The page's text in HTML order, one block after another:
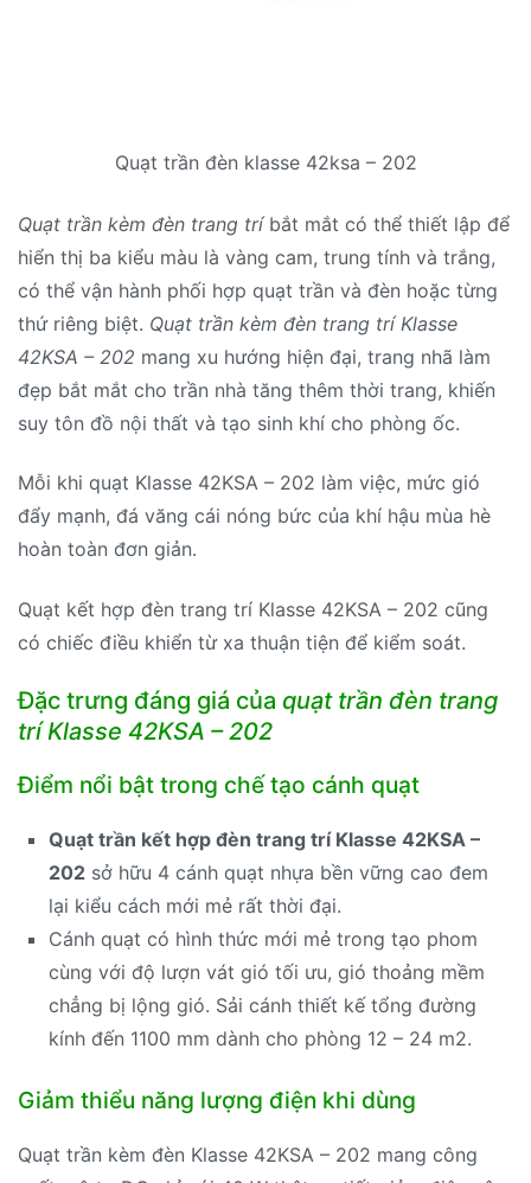
Quạt trần đèn klasse 42ksa – 202
Quạt trần kèm đèn trang tríbắt mắt có thể thiết lập để
hiển thị ba kiểu màu là vàng cam, trung tính và trắng,
có thể vận hành phối hợp quạt trần và đèn hoặc từng
thứ riêng biệt. Quạt trần kèm đèn trang trí Klasse
42KSA – 202 mang xu hướng hiện đại, trang nhã làm
đẹp bắt mắt cho trần nhà tăng thêm thời trang, khiến
suy tôn đồ nội thất và tạo sinh khí cho phòng ốc.
Mỗi khi quạt Klasse 42KSA – 202 làm việc, mức gió
đẩy mạnh, đá văng cái nóng bức của khí hậu mùa hè
hoàn toàn đơn giản.
Quạt kết hợp đèn trang trí Klasse 42KSA – 202 cũng
có chiếc điều khiển từ xa thuận tiện để kiểm soát.
Đặc trưng đáng giá của quạt trần đèn trang
trí Klasse 42KSA – 202
Điểm nổi bật trong chế tạo cánh quạt
Quạt trần kết hợp đèn trang trí Klasse 42KSA –
202sở hữu 4 cánh quạt nhựa bền vững cao đem
lại kiểu cách mới mẻ rất thời đại.
Cánh quạt có hình thức mới mẻ trong tạo phom
cùng với độ lượn vát gió tối ưu, gió thoảng mềm
chẳng bị lộng gió. Sải cánh thiết kế tổng đường
kính đến 1100 mm dành cho phòng 12 – 24 m2.
Giảm thiểu năng lượng điện khi dùng
Quạt trần kèm đèn Klasse 42KSA – 202 mang công